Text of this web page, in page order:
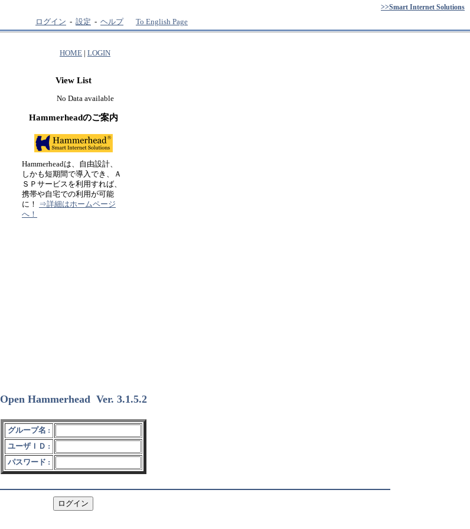
>>Smart Internet Solutions
ログイン - 設定 - ヘルプ To English Page
HOME | LOGIN
View List
No Data available
Hammerheadのご案内
Hammerheadは、自由設計、
しかも短期間で導入でき、Ａ
ＳＰサービスを利用すれば、
携帯や自宅での利用が可能
に！ ⇒詳細はホームページ
へ！
Open Hammerhead Ver. 3.1.5.2
グループ名 :
ユーザＩＤ :
パスワード :